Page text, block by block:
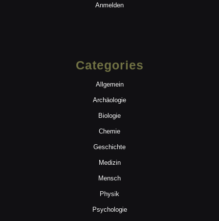
Anmelden
Categories
Allgemein
Archäologie
Biologie
Chemie
Geschichte
Medizin
Mensch
Physik
Psychologie